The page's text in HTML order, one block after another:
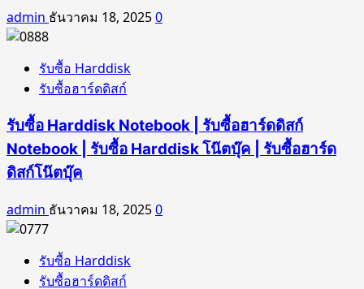
admin ธันวาคม 18, 20250
รับซื้อ Harddisk
รับซื้อฮาร์ดดิสก์
รับซื้อ Harddisk Notebook | รับซื้อฮาร์ดดิสก์
Notebook | รับซื้อ Harddisk โน๊ตบุ๊ค | รับซื้อฮาร์ด
ดิสก์โน๊ตบุ๊ค
admin ธันวาคม 18, 20250
รับซื้อ Harddisk
รับซื้อฮาร์ดดิสก์